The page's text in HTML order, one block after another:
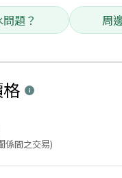
題？ 周
係間之交易)